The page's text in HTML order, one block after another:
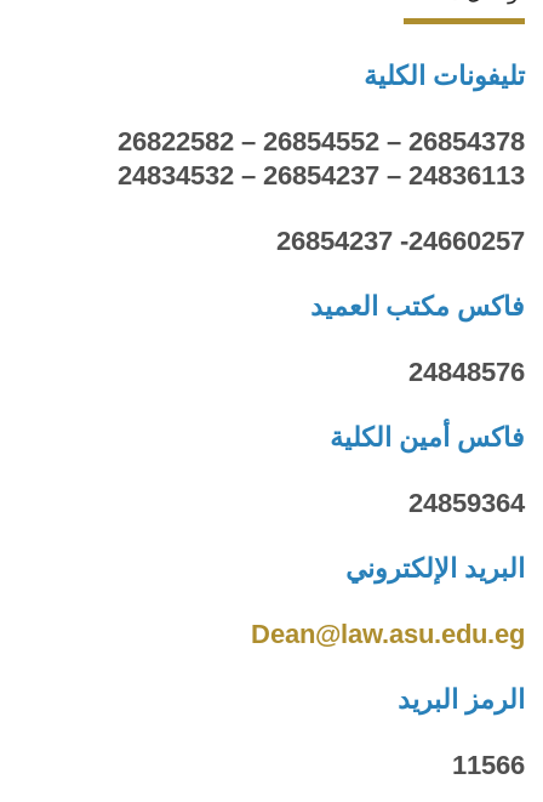
تليفونات الكلية
26854378 – 26854552 – 26822582
24836113 – 26854237 – 24834532
24660257- 26854237
فاكس مكتب العميد
24848576
فاكس أمين الكلية
24859364
البريد الإلكتروني
Dean@law.asu.edu.eg
الرمز البريد
11566